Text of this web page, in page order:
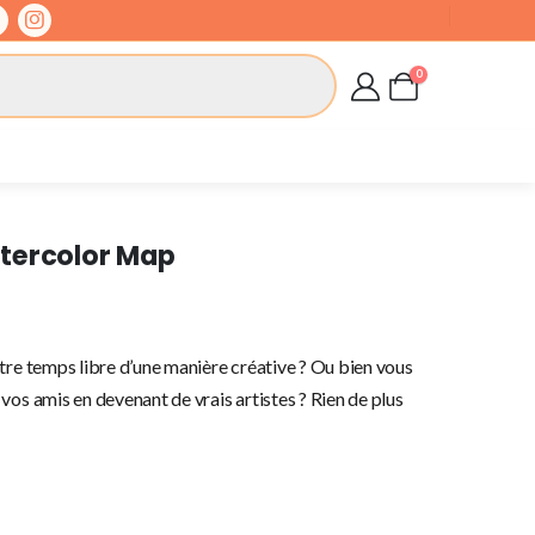
0
Map
temps libre d’une manière créative ? Ou bien vous
amis en devenant de vrais artistes ? Rien de plus